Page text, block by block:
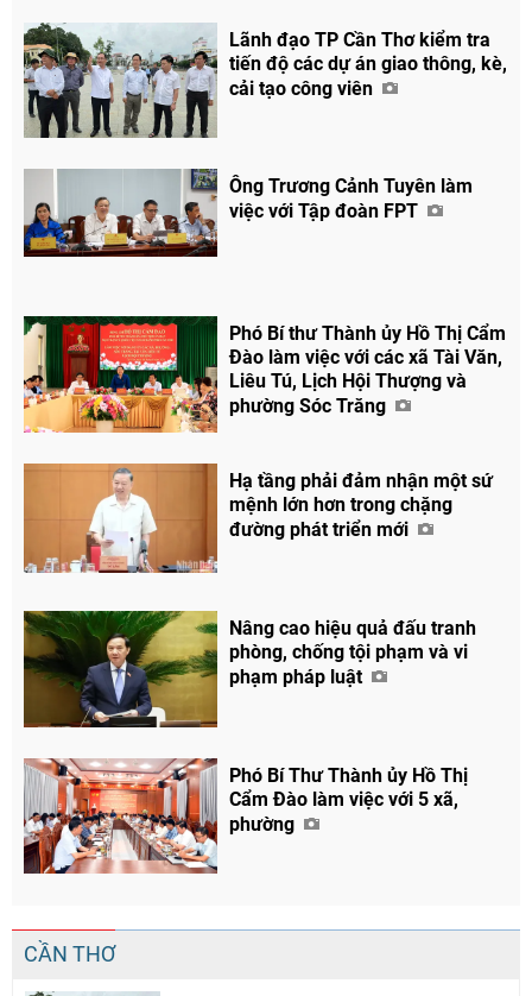
Lãnh đạo TP Cần Thơ kiểm tra
tiến độ các dự án giao thông, kè,
cải tạo công viên
Ông Trương Cảnh Tuyên làm
việc với Tập đoàn FPT
Phó Bí thư Thành ủy Hồ Thị Cẩm
Đào làm việc với các xã Tài Văn,
Liêu Tú, Lịch Hội Thượng và
phường Sóc Trăng
Hạ tầng phải đảm nhận một sứ
mệnh lớn hơn trong chặng
đường phát triển mới
Nâng cao hiệu quả đấu tranh
phòng, chống tội phạm và vi
phạm pháp luật
Phó Bí Thư Thành ủy Hồ Thị
Cẩm Đào làm việc với 5 xã,
phường
CẦN THƠ